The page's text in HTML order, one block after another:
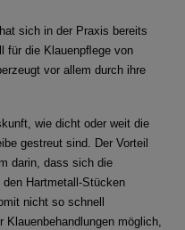
sich in der Praxis bereits
für die Klauenpﬂege von
vor allem durch ihre
wie dicht oder weit die
gestreut sind. Der Vorteil
darin, dass sich die
Hartmetall-Stücken
nicht so schnell
möglich,